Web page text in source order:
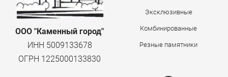
ООО "Каменный город"
ИНН 5009133678
ОГРН 1225000133830
Эксклюзивные
Комбинированные
Резные памятники